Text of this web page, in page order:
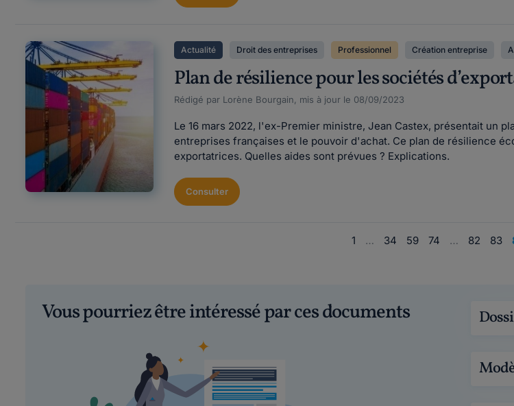
Actualité Droit des entreprises Professionnel Création entreprise
Plan de résilience pour les sociétés
Rédigé par Lorène Bourgain, mis à jour le 08/09/2023
Le 16 mars 2022, l'ex-Premier ministre, Jean Castex, présentait un
entreprises françaises et le pouvoir d'achat. Ce plan de résilience
exportatrices. Quelles aides sont prévues ? Explications.
Consulter
1 … 34 59 74 … 82 83
Vous pourriez être intéressé par ces documents